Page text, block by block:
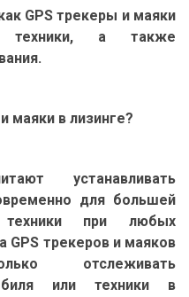
GPS трекеры и маяки
техники, а также
маяки в лизинге?
устанавливать
для большей
техники при любых
GPS трекеров и маяков
отслеживать
или техники в